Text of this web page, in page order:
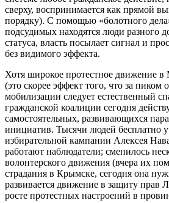
сверху, воспринимается как прямой
порядку). С помощью «болотного
подсудимых находятся люди разного
статуса, власть посылает сигнал и
без видимого эффекта.
Хотя широкое протестное движение в
(это скорее эффект того, что за пиком
мобилизации следует естественный
гражданской коалиции сегодня
самостоятельных, развивающихся
инициатив. Тысячи людей бесплатно
избирательной кампании Алексея
работают наблюдатели; сменилось
волонтерского движения (вчера их
страдания в Крымске, сегодня она
развивается движение в защиту прав
росте протестных настроений в